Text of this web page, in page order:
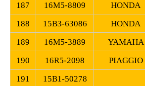
187
16M5-8809 HONDA
188
15B3-63086 HONDA
189
16M5-3889 YAMAHA
190
16R5-2098
PIAGGIO
191
15B1-50278